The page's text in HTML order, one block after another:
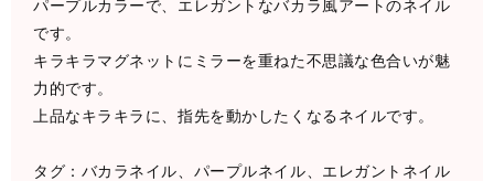
パープルカラーで、エレガントなバカラ風アートのネイル
です。
キラキラマグネットにミラーを重ねた不思議な色合いが魅
力的です。
上品なキラキラに、指先を動かしたくなるネイルです。
タグ：バカラネイル、パープルネイル、エレガントネイル